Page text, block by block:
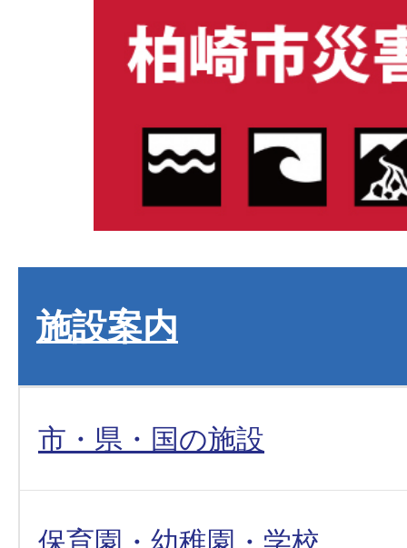
施設案内
市・県・国の施設